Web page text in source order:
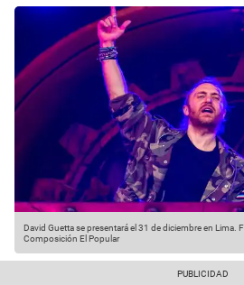
David Guetta se presentará el 31 de diciembre en Lima.
Composición El Popular